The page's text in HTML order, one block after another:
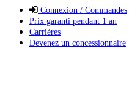
Connexion / Commandes
Prix garanti pendant 1 an
Carrières
Devenez un concessionnaire